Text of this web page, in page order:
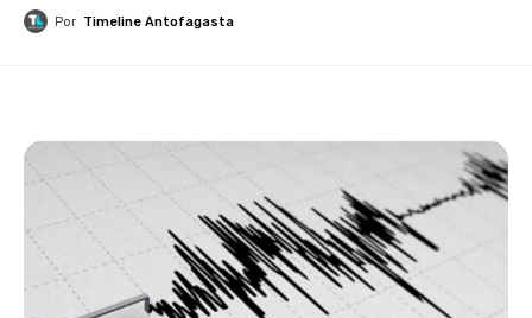
Por Timeline Antofagasta